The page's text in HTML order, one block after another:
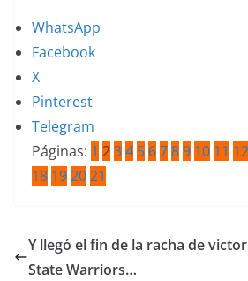
WhatsApp
Facebook
X
Pinterest
Telegram
Páginas: 1 234 5 6789 10 11 12
18 192021
Y llegó el fin de la racha de
State Warriors…